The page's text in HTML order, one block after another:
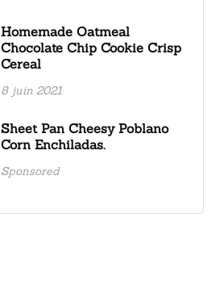
Homemade Oatmeal
Chocolate Chip Cookie Crisp
Cereal
8 juin 2021
Sheet Pan Cheesy Poblano
Corn Enchiladas.
Sponsored